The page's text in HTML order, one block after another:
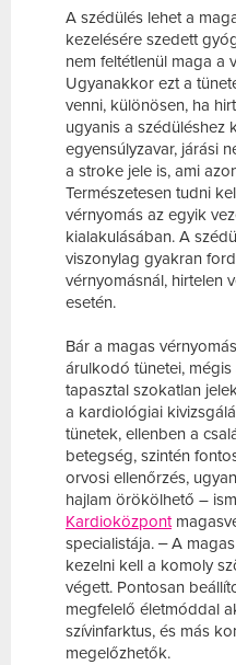
A szédülés lehet a
kezelésére szedett
nem feltétlenül maga a
Ugyanakkor ezt a
venni, különösen, ha
ugyanis a szédüléshez
egyensúlyzavar, járási
a stroke jele is, ami
Természetesen tudni
vérnyomás az egyik
kialakulásában. A
viszonylag gyakran
vérnyomásnál, hirtelen
esetén.
Bár a magas
árulkodó tünetei,
tapasztal szokatlan
a kardiológiai
tünetek, ellenben a
betegség, szintén
orvosi ellenőrzés,
hajlam örökölhető –
Kardioközpont
specialistája. ‒ A
kezelni kell a komoly
végett. Pontosan
megfelelő életmóddal
szívinfarktus, és más
megelőzhetők.